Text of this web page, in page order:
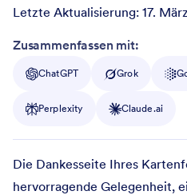
Letzte Aktualisierung: 17.
Post ID
Zusammenfassen mit:
ChatGPT Grok
Perplexity Claude.ai
Die Dankesseite Ihres
hervorragende Gelegenheit,